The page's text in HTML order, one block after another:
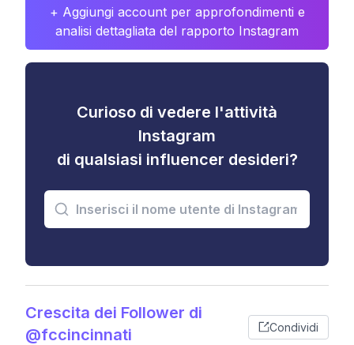
+ Aggiungi account per approfondimenti e
analisi dettagliata del rapporto Instagram
Curioso di vedere l'attività
Instagram
di qualsiasi influencer desideri?
Crescita dei Follower di
@fccincinnati
Condividi